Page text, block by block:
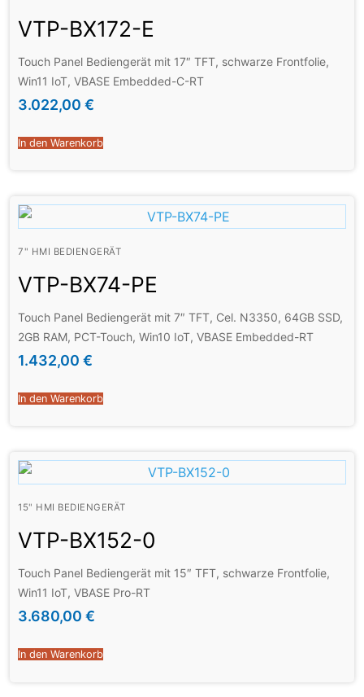
VTP-BX172-E
Touch Panel Bediengerät mit 17″ TFT, schwarze Frontfolie,
Win11 IoT, VBASE Embedded-C-RT
3.022,00 €
In den Warenkorb
7" HMI BEDIENGERÄT
VTP-BX74-PE
Touch Panel Bediengerät mit 7″ TFT, Cel. N3350, 64GB SSD,
2GB RAM, PCT-Touch, Win10 IoT, VBASE Embedded-RT
1.432,00 €
In den Warenkorb
15" HMI BEDIENGERÄT
VTP-BX152-0
Touch Panel Bediengerät mit 15″ TFT, schwarze Frontfolie,
Win11 IoT, VBASE Pro-RT
3.680,00 €
In den Warenkorb